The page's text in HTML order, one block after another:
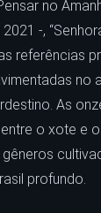
no
-,
referências
no
As
o xote e
profundo.